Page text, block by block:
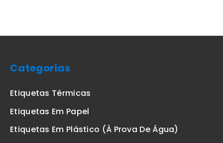
Categorias
Etiquetas Térmicas
Etiquetas Em Papel
Etiquetas Em Plástico (à Prova De Água)